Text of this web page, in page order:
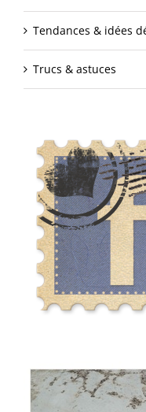
Tendances & idées
Trucs & astuces